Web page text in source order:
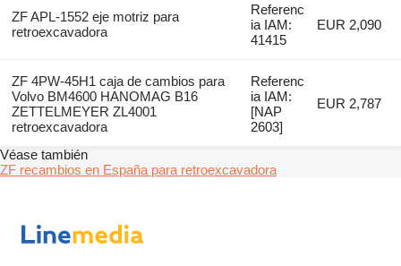
ZF APL-1552 eje motriz para
retroexcavadora
Referenc
ia IAM:
41415
EUR 2,090
ZF 4PW-45H1 caja de cambios para
Volvo BM4600 HANOMAG B16
ZETTELMEYER ZL4001
retroexcavadora
Referenc
ia IAM:
[NAP
2603]
EUR 2,787
Véase también
ZF recambios en España para retroexcavadora